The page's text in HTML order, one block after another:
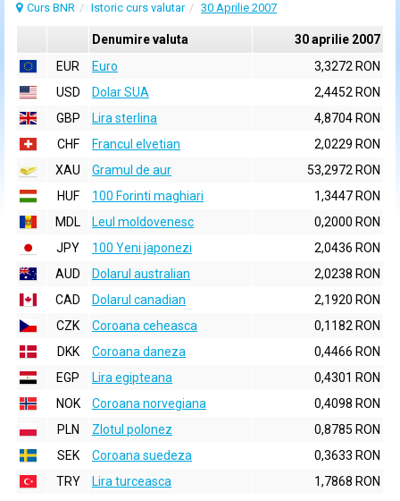
Curs BNR Istoric curs valutar 30 Aprilie 2007
Denumire valuta
30 aprilie 2007
EUR
Euro
3,3272 RON
USD
Dolar SUA
2,4452 RON
GBP
Lira sterlina
4,8704 RON
CHF
Francul elvetian
2,0229 RON
XAU
Gramul de aur
53,2972 RON
HUF
100 Forinti maghiari
1,3447 RON
MDL
Leul moldovenesc
0,2000 RON
JPY
100 Yeni japonezi
2,0436 RON
AUD
Dolarul australian
2,0238 RON
CAD
Dolarul canadian
2,1920 RON
CZK
Coroana ceheasca
0,1182 RON
DKK
Coroana daneza
0,4466 RON
EGP
Lira egipteana
0,4301 RON
NOK
Coroana norvegiana
0,4098 RON
PLN
Zlotul polonez
0,8785 RON
SEK
Coroana suedeza
0,3633 RON
TRY
Lira turceasca
1,7868 RON